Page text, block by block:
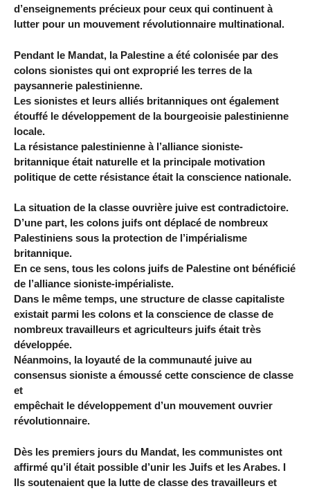
d’enseignements précieux pour ceux qui continuent à
lutter pour un mouvement révolutionnaire multinational.
Pendant le Mandat, la Palestine a été colonisée par des
colons sionistes qui ont exproprié les terres de la
paysannerie palestinienne.
Les sionistes et leurs alliés britanniques ont également
étouffé le développement de la bourgeoisie palestinienne
locale.
La résistance palestinienne à l’alliance sioniste-
britannique était naturelle et la principale motivation
politique de cette résistance était la conscience nationale.
La situation de la classe ouvrière juive est contradictoire.
D’une part, les colons juifs ont déplacé de nombreux
Palestiniens sous la protection de l’impérialisme
britannique.
En ce sens, tous les colons juifs de Palestine ont bénéficié
de l’alliance sioniste-impérialiste.
Dans le même temps, une structure de classe capitaliste
existait parmi les colons et la conscience de classe de
nombreux travailleurs et agriculteurs juifs était très
développée.
Néanmoins, la loyauté de la communauté juive au
consensus sioniste a émoussé cette conscience de classe
et
empêchait le développement d’un mouvement ouvrier
révolutionnaire.
Dès les premiers jours du Mandat, les communistes ont
affirmé qu’il était possible d’unir les Juifs et les Arabes. I
Ils soutenaient que la lutte de classe des travailleurs et